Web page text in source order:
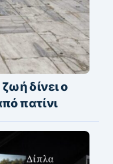
δίνει ο
πατίνι